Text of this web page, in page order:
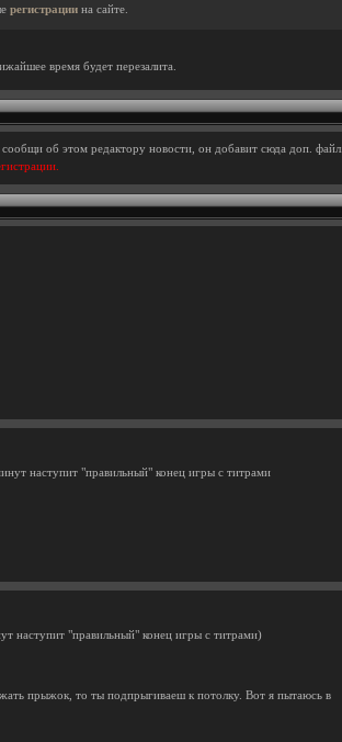
регистрациина сайте.
время будет перезалита.
об этом редактору новости, он добавит сюда доп. файл.
наступит "правильный" конец игры с титрами
наступит "правильный" конец игры с титрами)
прыжок, то ты подпрыгиваеш к потолку. Вот я пытаюсь в